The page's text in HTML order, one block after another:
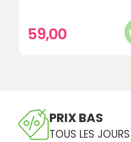
59,00
PRIX BAS
TOUS LES JOURS